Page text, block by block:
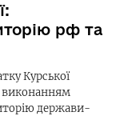
рф та
Курської
виконанням
держави-